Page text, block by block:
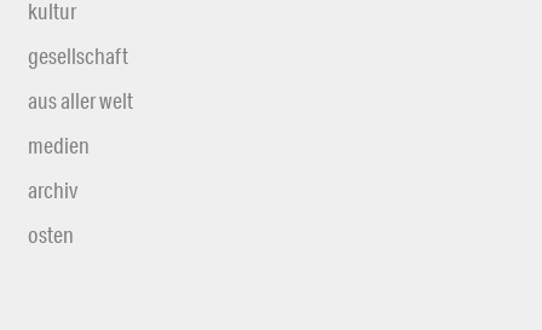
kultur
gesellschaft
aus aller welt
medien
archiv
osten